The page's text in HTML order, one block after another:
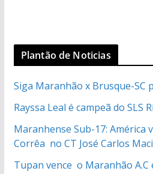
Plantão de Noticias
Siga Maranhão x Brusque-SC
Rayssa Leal é campeã do SLS
Maranhense Sub-17: América
Corrêa no CT José Carlos
Tupan vence o Maranhão A.C